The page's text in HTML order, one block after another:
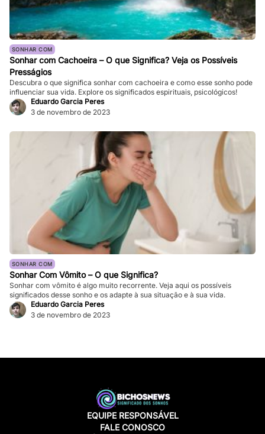
SONHAR COM
Sonhar com Cachoeira – O que Significa? Veja os Possíveis
Presságios
Descubra o que significa sonhar com cachoeira e como esse sonho pode
influenciar sua vida. Explore os significados espirituais, psicológicos!
Eduardo Garcia Peres
3 de novembro de 2023
SONHAR COM
Sonhar Com Vômito – O que Significa?
Sonhar com vômito é algo muito recorrente. Veja aqui os possíveis
significados desse sonho e os adapte à sua situação e à sua vida.
Eduardo Garcia Peres
3 de novembro de 2023
EQUIPE RESPONSÁVEL
FALE CONOSCO